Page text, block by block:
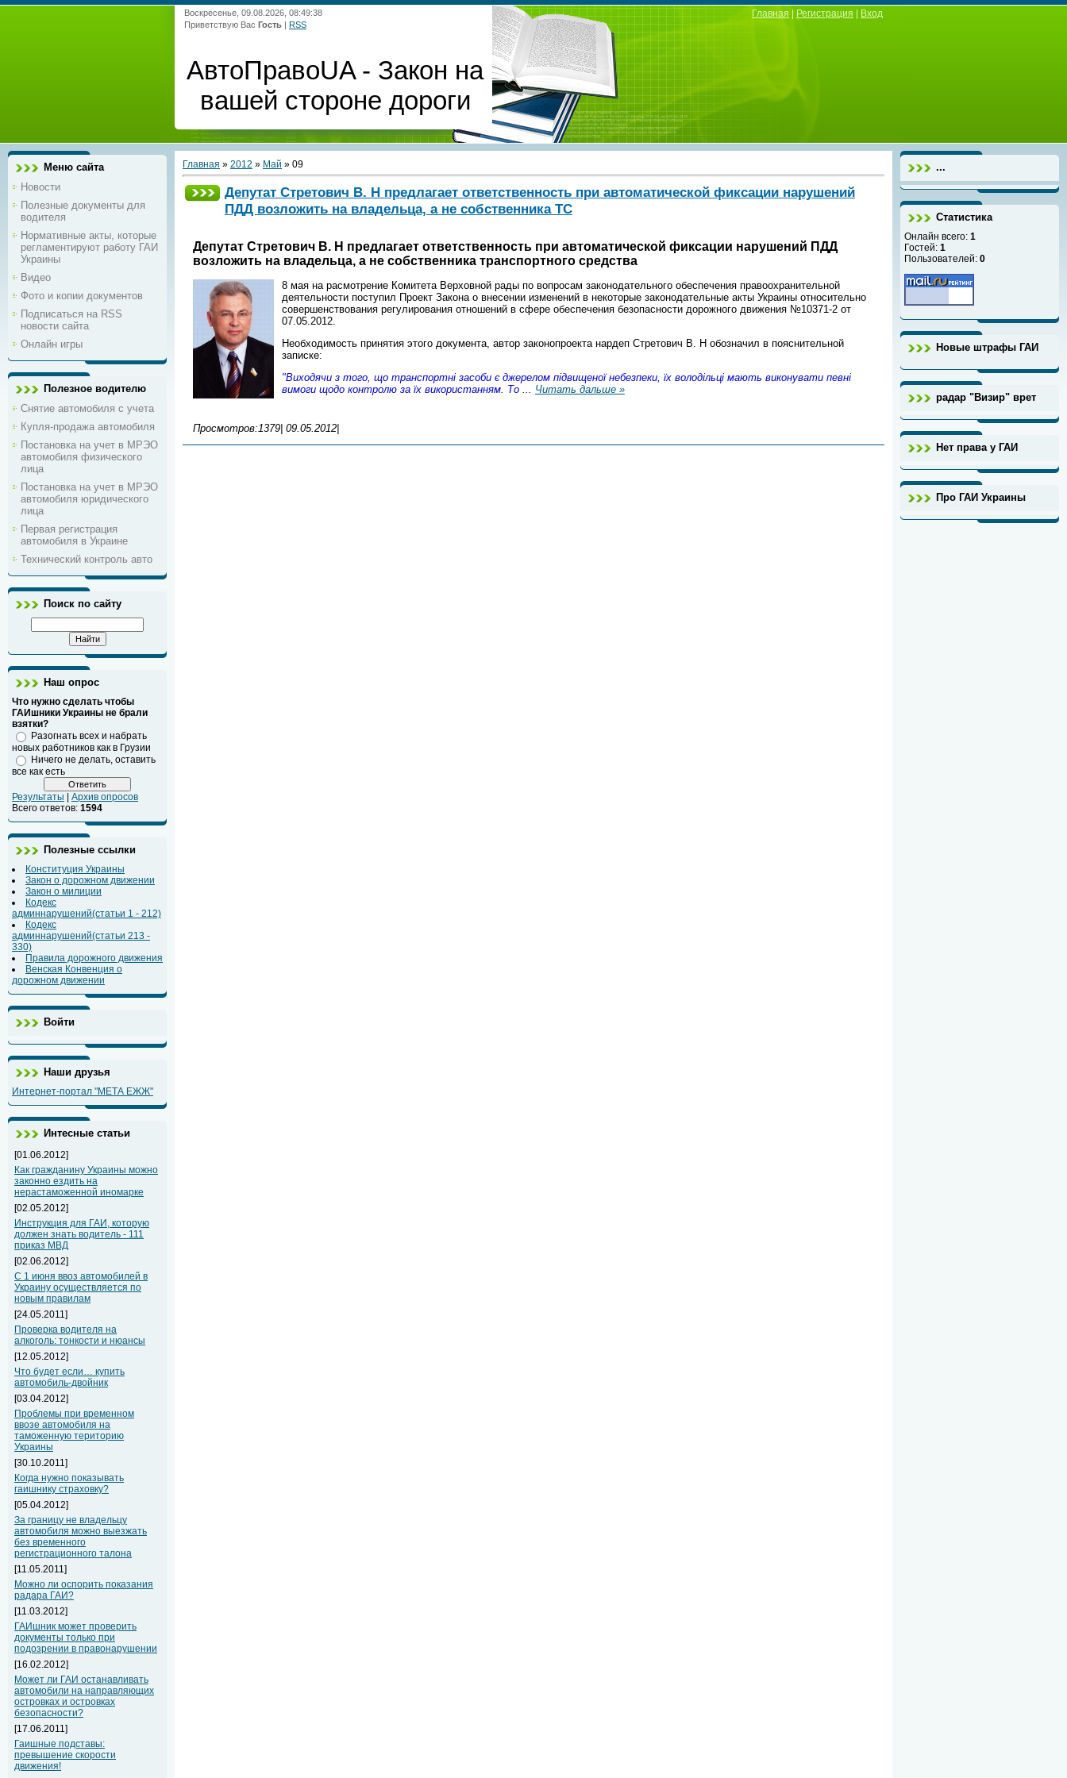
Воскресенье, 09.08.2026, 08:49:38
Приветствую Вас Гость | RSS
АвтоПравоUA - Закон на
вашей стороне дороги
Главная Регистрация Вход
Меню сайта
Новости
Полезные документы для
водителя
Нормативные акты, которые
регламентируют работу ГАИ
Украины
Видео
Фото и копии документов
Подписаться на RSS
новости сайта
Онлайн игры
Полезное водителю
Снятие автомобиля с учета
Купля-продажа автомобиля
Постановка на учет в МРЭО
автомобиля физического
лица
Постановка на учет в МРЭО
автомобиля юридического
лица
Первая регистрация
автомобиля в Украине
Технический контроль авто
Поиск по сайту
Наш опрос
Что нужно сделать чтобы
ГАИшники Украины не брали
взятки?
Разогнать всех и набрать
новых работников как в Грузии
Ничего не делать, оставить
все как есть
Результаты
Архив опросов
Всего ответов: 1594
Полезные ссылки
Конституция Украины
Закон о дорожном движении
Закон о милиции
Кодекс
админнарушений(статьи 1 - 212)
Кодекс
админнарушений(статьи 213 -
330)
Правила дорожного движения
Венская Конвенция о
дорожном движении
Войти
Наши друзья
Интернет-портал "МЕТА ЕЖЖ"
Интесные статьи
[01.06.2012]
Как гражданину Украины можно
законно ездить на
нерастаможенной иномарке
[02.05.2012]
Инструкция для ГАИ, которую
должен знать водитель - 111
приказ МВД
[02.06.2012]
С 1 июня ввоз автомобилей в
Украину осуществляется по
новым правилам
[24.05.2011]
Проверка водителя на
алкоголь: тонкости и нюансы
[12.05.2012]
Что будет если… купить
автомобиль-двойник
[03.04.2012]
Проблемы при временном
ввозе автомобиля на
таможенную територию
Украины
[30.10.2011]
Когда нужно показывать
гаишнику страховку?
[05.04.2012]
За границу не владельцу
автомобиля можно выезжать
без временного
регистрационного талона
[11.05.2011]
Можно ли оспорить показания
радара ГАИ?
[11.03.2012]
ГАИшник может проверить
документы только при
подозрении в правонарушении
[16.02.2012]
Может ли ГАИ останавливать
автомобили на направляющих
островках и островках
безопасности?
[17.06.2011]
Гаишные подставы:
превышение скорости
движения!
Главная » 2012 » Май » 09
Депутат Стретович В. Н предлагает ответственность при автоматической фиксации нарушений
ПДД возложить на владельца, а не собственника ТС
Депутат Стретович В. Н предлагает ответственность при автоматической фиксации нарушений ПДД
возложить на владельца, а не собственника транспортного средства
8 мая на расмотрение Комитета Верховной рады по вопросам законодательного обеспечения правоохранительной
деятельности поступил Проект Закона о внесении изменений в некоторые законодательные акты Украины относительно
совершенствования регулирования отношений в сфере обеспечения безопасности дорожного движения №10371-2 от
07.05.2012.
Необходимость принятия этого документа, автор законопроекта нардеп Стретович В. Н обозначил в пояснительной
записке:
"Виходячи з того, що транспортні засоби є джерелом підвищеної небезпеки, їх володільці мають виконувати певні
вимоги щодо контролю за їх використанням. То ... Читать дальше »
Просмотров:1379| 09.05.2012|
...
Статистика
Онлайн всего: 1
Гостей: 1
Пользователей: 0
Новые штрафы ГАИ
радар "Визир" врет
Нет права у ГАИ
Про ГАИ Украины